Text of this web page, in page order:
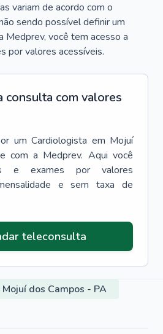
variam de acordo com o
sendo possível definir um
Medprev, você tem acesso a
por valores acessíveis.
consulta com valores
um Cardiologista em Mojuí
com a Medprev. Aqui você
e exames por valores
e sem taxa de
teleconsulta
dos Campos - PA